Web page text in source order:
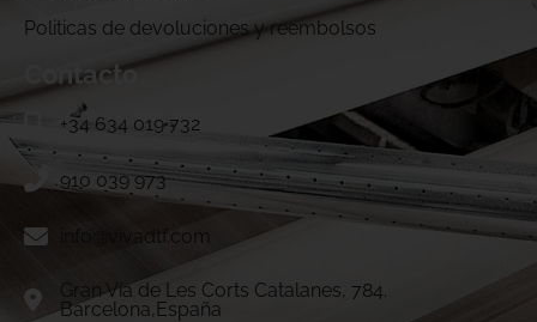
Politicas de devoluciones y reembolsos
Contacto
+34 634 019 732
910 039 973
info@vivadtf.com
Gran Vía de Les Corts Catalanes, 784.
Barcelona,España